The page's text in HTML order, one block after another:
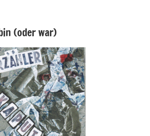
(oder war)